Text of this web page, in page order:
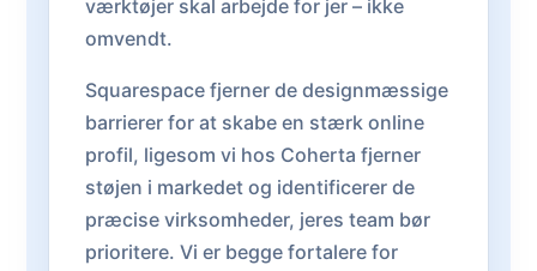
værktøjer skal arbejde for jer – ikke
omvendt.
Squarespace fjerner de designmæssige
barrierer for at skabe en stærk online
profil, ligesom vi hos Coherta fjerner
støjen i markedet og identificerer de
præcise virksomheder, jeres team bør
prioritere. Vi er begge fortalere for